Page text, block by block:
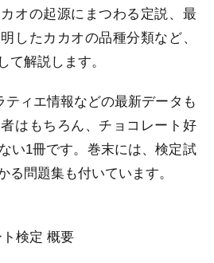
オの起源にまつわる定説、最
したカカオの品種分類など、
て解説します。
ティエ情報などの最新データも
はもちろん、チョコレート好
い1冊です。巻末には、検定試
る問題集も付いています。
検定 概要